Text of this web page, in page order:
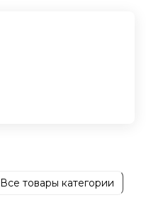
Все товары категории